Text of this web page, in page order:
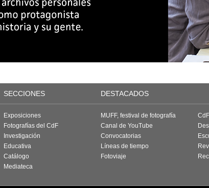
SECCIONES DESTACADOS
Exposiciones
Fotografías del CdF
Investigación
Educativa
Catálogo
Mediateca
MUFF, festival de fotografía
Canal de YouTube
Convocatorias
Líneas de tiempo
Fotoviaje